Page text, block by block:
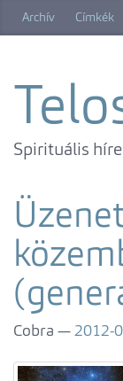
Archív Címkék
Spirituális
Cobra 2012-